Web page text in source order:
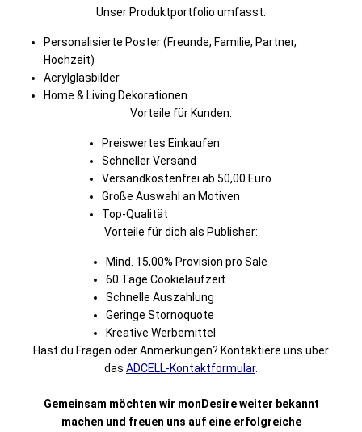
Unser Produktportfolio umfasst:
Personalisierte Poster (Freunde, Familie, Partner,
Hochzeit)
Acrylglasbilder
Home & Living Dekorationen
Vorteile für Kunden:
Preiswertes Einkaufen
Schneller Versand
Versandkostenfrei ab 50,00 Euro
Große Auswahl an Motiven
Top-Qualität
Vorteile für dich als Publisher:
Mind. 15,00% Provision pro Sale
60 Tage Cookielaufzeit
Schnelle Auszahlung
Geringe Stornoquote
Kreative Werbemittel
Hast du Fragen oder Anmerkungen? Kontaktiere uns über
das ADCELL-Kontaktformular.
Gemeinsam möchten wir monDesire weiter bekannt
machen und freuen uns auf eine erfolgreiche